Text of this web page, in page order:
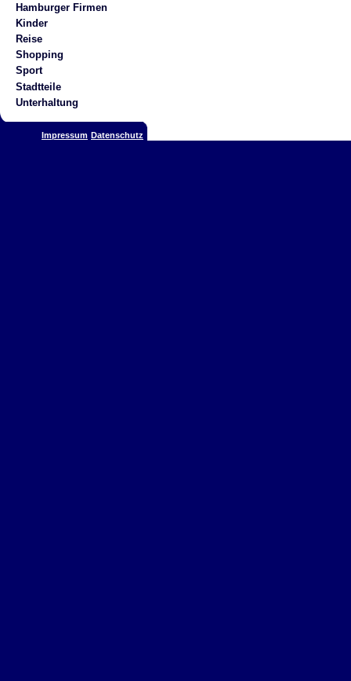
Hamburger Firmen
Kinder
Reise
Shopping
Sport
Stadtteile
Unterhaltung
Impressum Datenschutz